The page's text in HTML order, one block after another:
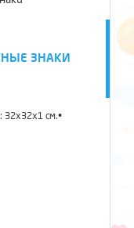
ЗНАКИ
32х32х1 см.•